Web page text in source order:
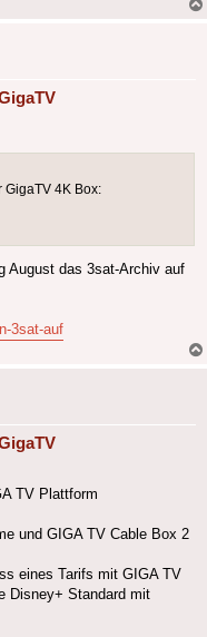
GigaTV 4K Box:
August das 3sat-Archiv auf
3sat-auf
TV Plattform
und GIGA TV Cable Box 2
eines Tarifs mit GIGA TV
Disney+ Standard mit